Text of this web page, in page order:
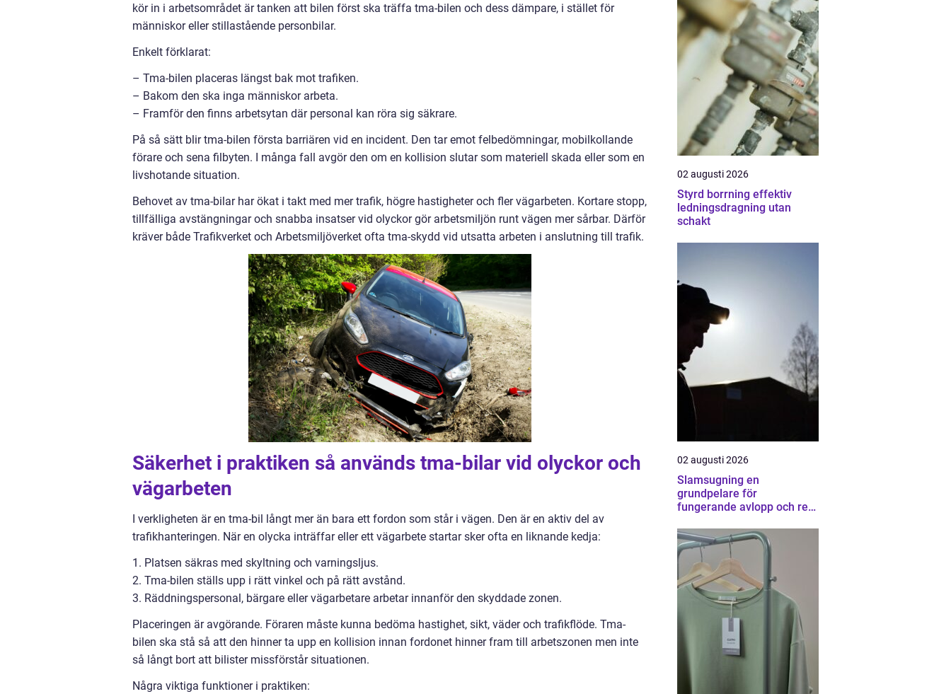
kör in i arbetsområdet är tanken att bilen först ska träffa tma-bilen och dess dämpare, i stället för
människor eller stillastående personbilar.
Enkelt förklarat:
– Tma-bilen placeras längst bak mot trafiken.
– Bakom den ska inga människor arbeta.
– Framför den finns arbetsytan där personal kan röra sig säkrare.
På så sätt blir tma-bilen första barriären vid en incident. Den tar emot felbedömningar, mobilkollande
förare och sena filbyten. I många fall avgör den om en kollision slutar som materiell skada eller som en
livshotande situation.
Behovet av tma-bilar har ökat i takt med mer trafik, högre hastigheter och fler vägarbeten. Kortare stopp,
tillfälliga avstängningar och snabba insatser vid olyckor gör arbetsmiljön runt vägen mer sårbar. Därför
kräver både Trafikverket och Arbetsmiljöverket ofta tma-skydd vid utsatta arbeten i anslutning till trafik.
Säkerhet i praktiken så används tma-bilar vid olyckor och
vägarbeten
I verkligheten är en tma-bil långt mer än bara ett fordon som står i vägen. Den är en aktiv del av
trafikhanteringen. När en olycka inträffar eller ett vägarbete startar sker ofta en liknande kedja:
1. Platsen säkras med skyltning och varningsljus.
2. Tma-bilen ställs upp i rätt vinkel och på rätt avstånd.
3. Räddningspersonal, bärgare eller vägarbetare arbetar innanför den skyddade zonen.
Placeringen är avgörande. Föraren måste kunna bedöma hastighet, sikt, väder och trafikflöde. Tma-
bilen ska stå så att den hinner ta upp en kollision innan fordonet hinner fram till arbetszonen men inte
så långt bort att bilister missförstår situationen.
Några viktiga funktioner i praktiken:
02 augusti 2026
Styrd borrning effektiv
ledningsdragning utan
schakt
02 augusti 2026
Slamsugning en
grundpelare för
fungerande avlopp och ren